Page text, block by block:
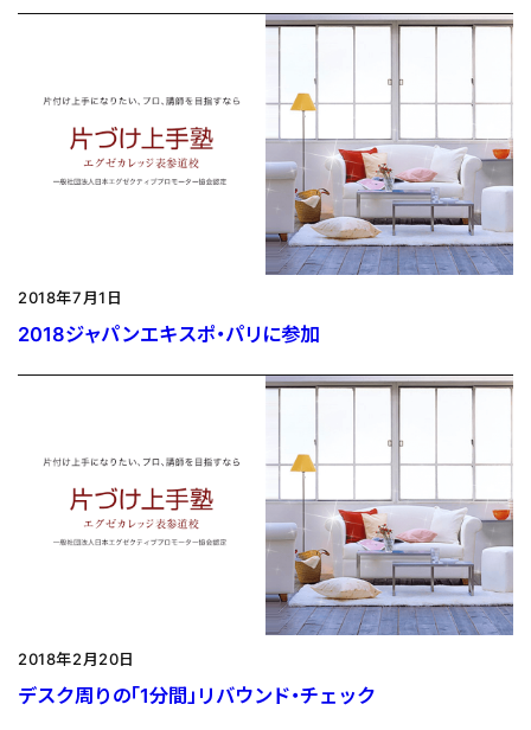
2018年7月1日
2018ジャパンエキスポ・パリに参加
2018年2月20日
デスク周りの「1分間」リバウンド・チェック